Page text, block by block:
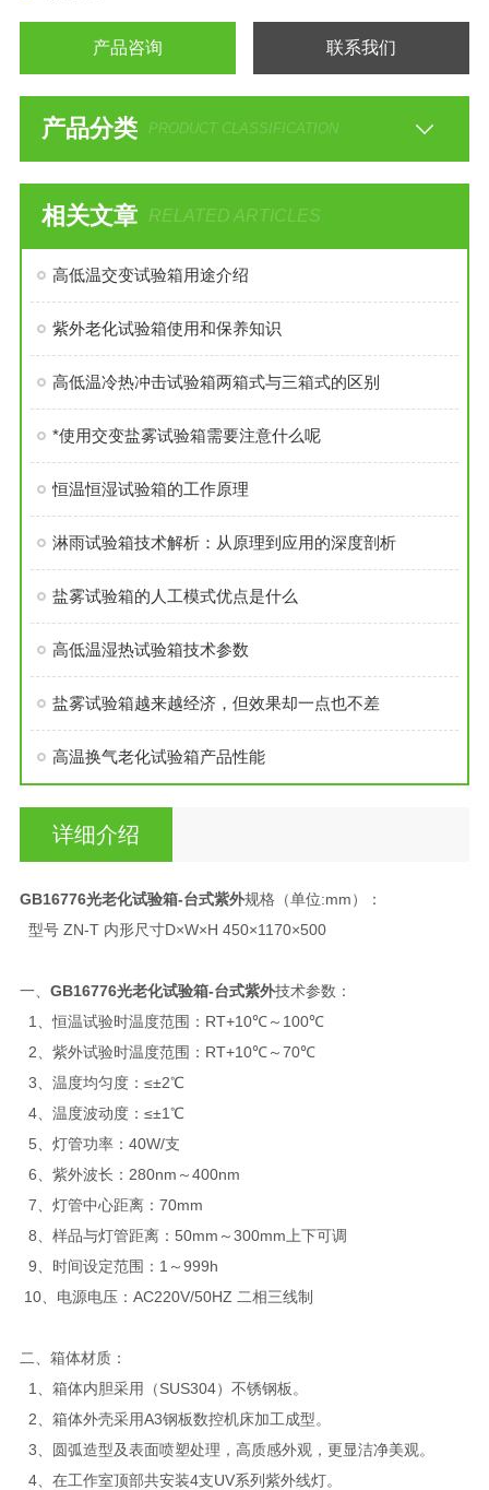
产品咨询 联系我们
产品分类 PRODUCT CLASSIFICATION
相关文章 RELATED ARTICLES
高低温交变试验箱用途介绍
紫外老化试验箱使用和保养知识
高低温冷热冲击试验箱两箱式与三箱式的区别
*使用交变盐雾试验箱需要注意什么呢
恒温恒湿试验箱的工作原理
淋雨试验箱技术解析：从原理到应用的深度剖析
盐雾试验箱的人工模式优点是什么
高低温湿热试验箱技术参数
盐雾试验箱越来越经济，但效果却一点也不差
高温换气老化试验箱产品性能
详细介绍
GB16776光老化试验箱-台式紫外规格（单位:mm）：
型号 ZN-T 内形尺寸D×W×H 450×1170×500
一、 GB16776光老化试验箱-台式紫外技术参数：
1、恒温试验时温度范围：RT+10℃～100℃
2、紫外试验时温度范围：RT+10℃～70℃
3、温度均匀度：≤±2℃
4、温度波动度：≤±1℃
5、灯管功率：40W/支
6、紫外波长：280nm～400nm
7、灯管中心距离：70mm
8、样品与灯管距离：50mm～300mm上下可调
9、时间设定范围：1～999h
10、电源电压：AC220V/50HZ 二相三线制
二、箱体材质：
1、箱体内胆采用（SUS304）不锈钢板。
2、箱体外壳采用A3钢板数控机床加工成型。
3、圆弧造型及表面喷塑处理，高质感外观，更显洁净美观。
4、在工作室顶部共安装4支UV系列紫外线灯。